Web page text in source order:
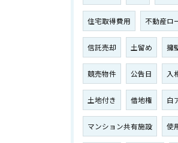
住宅取得費用 不動産ロ
信託売却 土留め 擁
競売物件 公告日 入
土地付き 借地権 白
マンション共有施設 使